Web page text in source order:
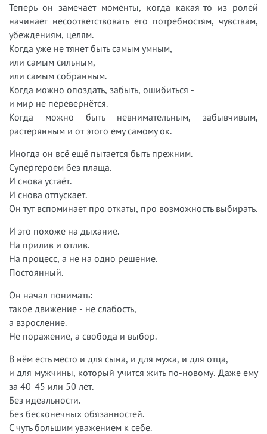
Теперь он замечает моменты, когда какая-то из ролей
начинает несоответствовать его потребностям, чувствам,
убеждениям, целям.
Когда уже не тянет быть самым умным,
или самым сильным,
или самым собранным.
Когда можно опоздать, забыть, ошибиться -
и мир не перевернётся.
Когда можно быть невнимательным, забывчивым,
растерянным и от этого ему самому ок.
Иногда он всё ещё пытается быть прежним.
Супергероем без плаща.
И снова устаёт.
И снова отпускает.
Он тут вспоминает про откаты, про возможность выбирать.
И это похоже на дыхание.
На прилив и отлив.
На процесс, а не на одно решение.
Постоянный.
Он начал понимать:
такое движение - не слабость,
а взросление.
Не поражение, а свобода и выбор.
В нём есть место и для сына, и для мужа, и для отца,
и для мужчины, который учится жить по-новому. Даже ему
за 40-45 или 50 лет.
Без идеальности.
Без бесконечных обязанностей.
С чуть большим уважением к себе.